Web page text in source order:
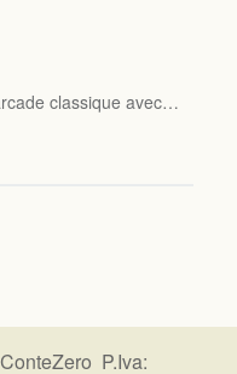
classique avec…
P.Iva: